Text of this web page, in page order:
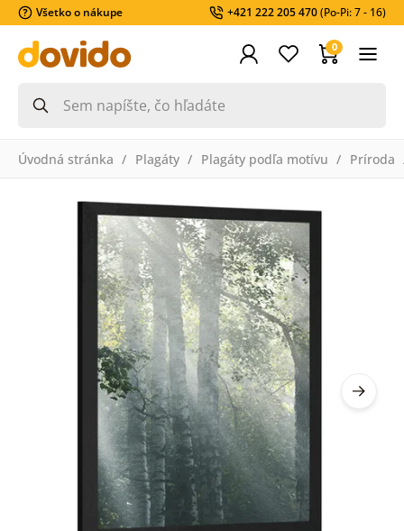
Všetko o nákupe +421 222 205 470(Po-Pi: 7 - 16)
0
Úvodná stránka Plagáty Plagáty podľa motívu Príroda